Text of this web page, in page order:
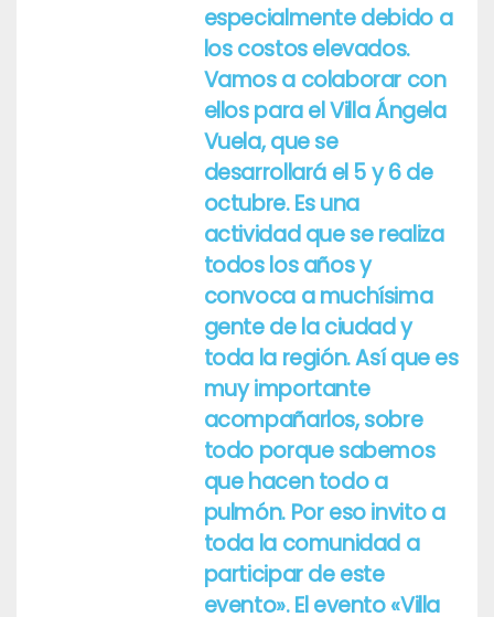
especialmente debido a
los costos elevados.
Vamos a colaborar con
ellos para el Villa Ángela
Vuela, que se
desarrollará el 5 y 6 de
octubre. Es una
actividad que se realiza
todos los años y
convoca a muchísima
gente de la ciudad y
toda la región. Así que es
muy importante
acompañarlos, sobre
todo porque sabemos
que hacen todo a
pulmón. Por eso invito a
toda la comunidad a
participar de este
evento». El evento «Villa